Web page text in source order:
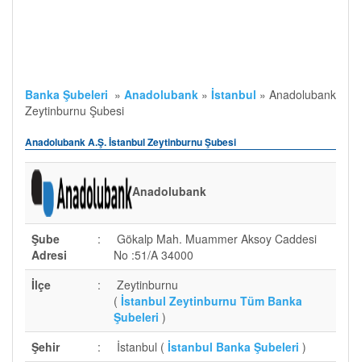
Banka Şubeleri » Anadolubank » İstanbul » Anadolubank
Zeytinburnu Şubesi
Anadolubank A.Ş. İstanbul Zeytinburnu Şubesi
Anadolubank
Şube
Adresi
:
Gökalp Mah. Muammer Aksoy Caddesi
No :51/A 34000
İlçe
:
Zeytinburnu
( İstanbul Zeytinburnu Tüm Banka
Şubeleri )
Şehir
: İstanbul ( İstanbul Banka Şubeleri )